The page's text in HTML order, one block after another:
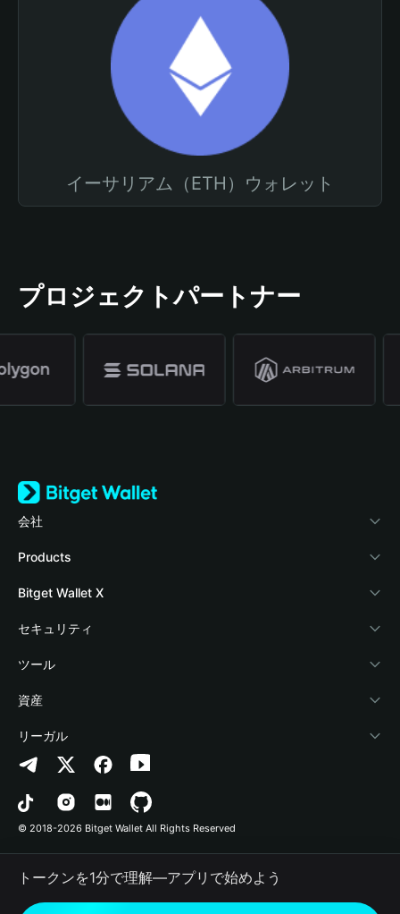
イーサリアム（ETH）ウォレット
プロジェクトパートナー
会社
Bitget Walletについて
ブログ
アカデミー
暗号資産ニュース
Help Center
お問い合わせ
ブランドリソース
キャリア
Products
Crypto Card
Stablecoin Earn
Payfi Crypto
Crypto Swap API
Altcoin Season Index
Prediction Markets
DApp
RWA
Bitget Wallet X
デベロッパー
ウォレットを接続
Bitget Wallet Pay
プロジェクトを掲載
セキュリティ
保護基金
セキュリティ技術
ツール
暗号資産を購入
認証検出
コントラクト検出
一括送金
資産
Arbitrum
Avalanche
Bitcoin
Polygon
リーガル
プライバシーポリシー
利用規約
© 2018-2026 Bitget Wallet All Rights Reserved
トークンを1分で理解―アプリで始めよう